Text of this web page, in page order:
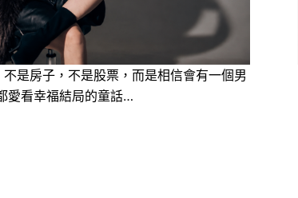
是房子，不是股票，而是相信會有一個男
愛看幸福結局的童話…